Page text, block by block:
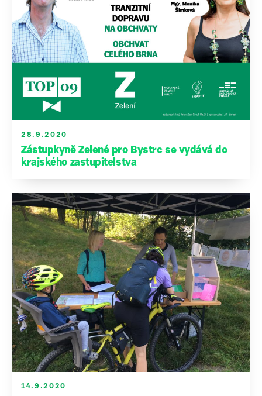
28.9.2020
Zástupkyně Zelené pro Bystrc se vydává do
krajského zastupitelstva
14.9.2020